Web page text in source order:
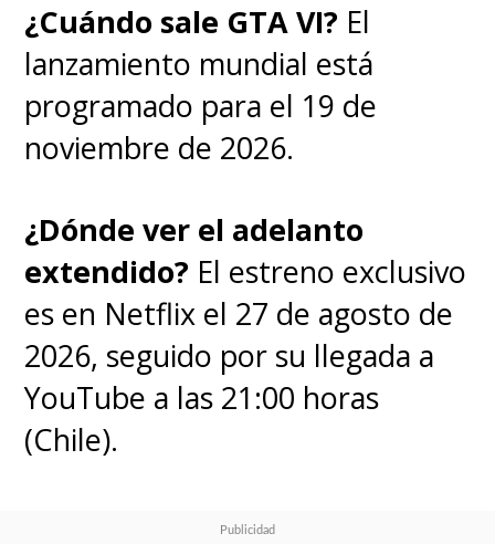
no thoughts, just Eleven
🧇 #StrangerThingsDay
pic.twitter.com/skahKpL7kH
— pǝʞǝǝפ xᴉlɟʇǝN (@NetflixGeeked) November 6, 2021
everything is going to be
FINE in Stranger Things 4,
¿Cuándo sale GTA VI? El
lanzamiento mundial está
programado para el 19 de
noviembre de 2026.
¿Dónde ver el adelanto
extendido? El estreno exclusivo
es en Netflix el 27 de agosto de
2026, seguido por su llegada a
YouTube a las 21:00 horas
(Chile).